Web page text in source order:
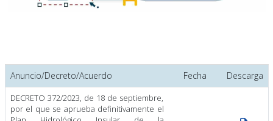
Anuncio/Decreto/Acuerdo Fecha Descarga
DECRETO 372/2023, de 18 de septiembre,
por el que se aprueba definitivamente el